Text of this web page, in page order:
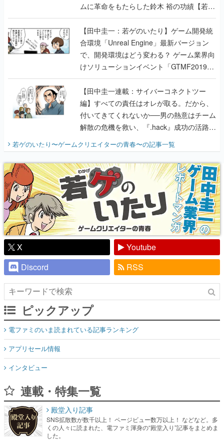
ムに革命をもたらした鈴木 裕の功績【若ゲ
のいたり】
【田中圭一：若ゲのいたり】ゲーム開発統
合環境「Unreal Engine」最新バージョン
で、開発環境はどう変わる？ ゲーム業界向
けソリューションイベント「GTMF2019」
に行って、より理解を深めよう【PR】
【田中圭一連載：サイバーコネクトツー
編】すべての責任はオレが取る。だから、
付いてきてくれないか──男の熱意はチーム
解散の危機を救い、『.hack』成功の活路を
『少年ジャンプ』色だった【若ゲのいた
り】
若ゲのいたり〜ゲームクリエイターの青春〜の記事一覧
X
Youtube
Discord
RSS
ピックアップ
電ファミのいま読まれている記事ランキング
アプリセール情報
インタビュー
連載・特集一覧
殿堂入り記事
SNS拡散数が数千以上！ ページビュー数万以上！ などなど。多
くの人々に読まれた、電ファミ渾身の“殿堂入り”記事をまとめま
した。